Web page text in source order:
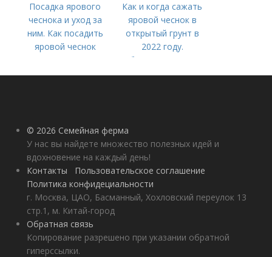
Посадка ярового
чеснока и уход за
ним. Как посадить
яровой чеснок
Как и когда сажать
яровой чеснок в
открытый грунт в
2022 году.
Добавление статьи в
новую подборку
© 2026 Семейная ферма
У нас вы найдете множество полезных идей и
вдохновение на каждый день!
Контакты
Пользовательское соглашение
Политика конфидециальности
г. Москва, ЦАО, Басманный, Хохловский переулок 13
стр.1, м. Китай-город
Обратная связь
Копирование разрешено при указании обратной
гиперссылки.